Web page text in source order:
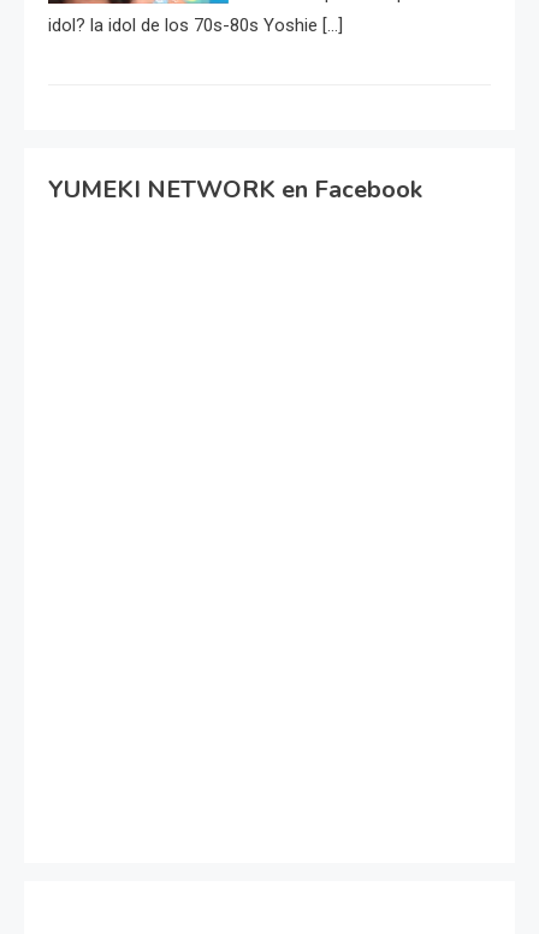
idol? la idol de los 70s-80s Yoshie […]
YUMEKI NETWORK en Facebook